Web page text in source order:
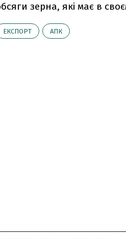
зерна, які має в
ЕКСПОРТ АПК